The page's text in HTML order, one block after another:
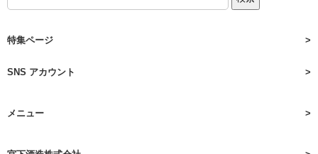
特集ページ
SNS アカウント
メニュー